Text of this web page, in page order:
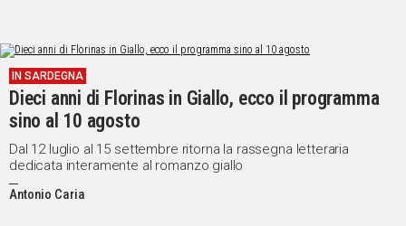
IN SARDEGNA
Dieci anni di Florinas in Giallo, ecco il programma
sino al 10 agosto
Dal 12 luglio al 15 settembre ritorna la rassegna letteraria
dedicata interamente al romanzo giallo
Antonio Caria